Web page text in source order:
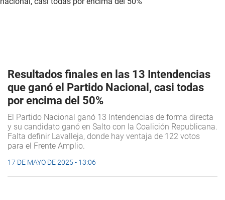
Resultados finales en las 13 Intendencias
que ganó el Partido Nacional, casi todas
por encima del 50%
El Partido Nacional ganó 13 Intendencias de forma directa
y su candidato ganó en Salto con la Coalición Republicana.
Falta definir Lavalleja, donde hay ventaja de 122 votos
para el Frente Amplio.
17 DE MAYO DE 2025 - 13:06